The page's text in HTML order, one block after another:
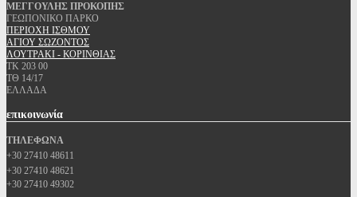
ΜΕΓΓΟΥΛΗΣ ΠΡΟΚΟΠΗΣ
ΓΕΩΠΟΝΙΚΟ ΠΑΡΚΟ
ΠΕΡΙΟΧΗ ΙΣΘΜΟΥ
ΑΓΙΟΥ ΣΩΖΟΝΤΟΣ
ΛΟΥΤΡΑΚΙ - ΚΟΡΙΝΘΙΑΣ
ΤΚ 203 00
ΤΘ 14/17
ΕΛΛΑΔΑ
επικοινωνία
ΤΗΛΕΦΩΝΑ
+30 27410 48611
+30 27410 48621
+30 27410 49302